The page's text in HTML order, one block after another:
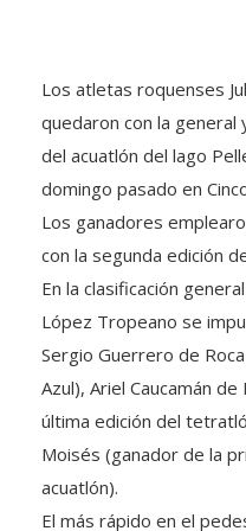
Los atletas roquenses
quedaron con la
del acuatlón del lago
domingo pasado en
Los ganadores
con la segunda edición
En la clasificación
López Tropeano se
Sergio Guerrero de
Azul), Ariel Caucamán
última edición del
Moisés (ganador de la
acuatlón).
El más rápido en el